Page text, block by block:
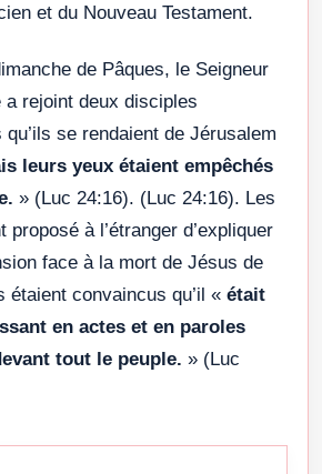
et du Nouveau Testament.
de Pâques, le Seigneur
rejoint deux disciples
se rendaient de Jérusalem
leurs yeux étaient empêchés
» (Luc 24:16). (Luc 24:16). Les
proposé à l’étranger d’expliquer
face à la mort de Jésus de
étaient convaincus qu’il « était
en actes et en paroles
tout le peuple. » (Luc